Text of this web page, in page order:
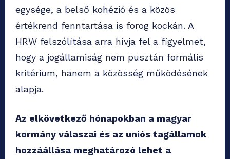
egysége, a belső kohézió és a közös
értékrend fenntartása is forog kockán. A
HRW felszólítása arra hívja fel a figyelmet,
hogy a jogállamiság nem pusztán formális
kritérium, hanem a közösség működésének
alapja.
Az elkövetkező hónapokban a magyar
kormány válaszai és az uniós tagállamok
hozzáállása meghatározó lehet a